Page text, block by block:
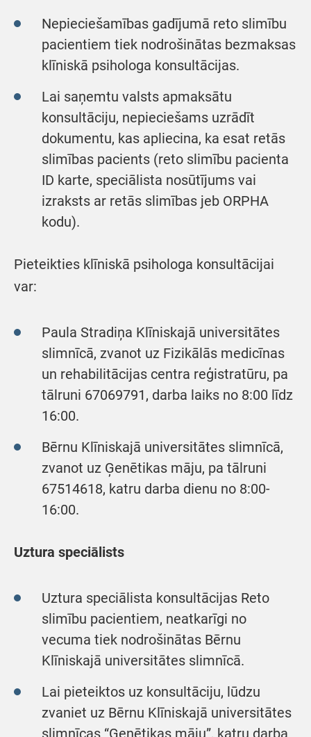
Nepieciešamības gadījumā reto slimību
pacientiem tiek nodrošinātas bezmaksas
klīniskā psihologa konsultācijas.
Lai saņemtu valsts apmaksātu
konsultāciju, nepieciešams uzrādīt
dokumentu, kas apliecina, ka esat retās
slimības pacients (reto slimību pacienta
ID karte, speciālista nosūtījums vai
izraksts ar retās slimības jeb ORPHA
kodu).
Pieteikties klīniskā psihologa konsultācijai
var:
Paula Stradiņa Klīniskajā universitātes
slimnīcā, zvanot uz Fizikālās medicīnas
un rehabilitācijas centra reģistratūru, pa
tālruni 67069791, darba laiks no 8:00 līdz
16:00.
Bērnu Klīniskajā universitātes slimnīcā,
zvanot uz Ģenētikas māju, pa tālruni
67514618, katru darba dienu no 8:00-
16:00.
Uztura speciālists
Uztura speciālista konsultācijas Reto
slimību pacientiem, neatkarīgi no
vecuma tiek nodrošinātas Bērnu
Klīniskajā universitātes slimnīcā.
Lai pieteiktos uz konsultāciju, lūdzu
zvaniet uz Bērnu Klīniskajā universitātes
slimnīcas “Ģenētikas māju”, katru darba